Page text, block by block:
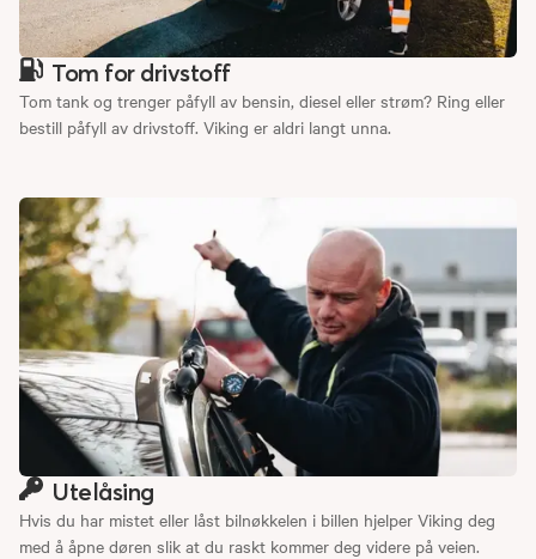
Tom for drivstoff
Tom tank og trenger påfyll av bensin, diesel eller strøm? Ring eller
bestill påfyll av drivstoff. Viking er aldri langt unna.
Utelåsing
Hvis du har mistet eller låst bilnøkkelen i billen hjelper Viking deg
med å åpne døren slik at du raskt kommer deg videre på veien.